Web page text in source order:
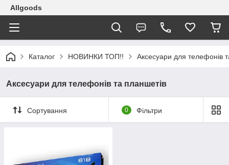
Allgoods
Каталог НОВИНКИ ТОП!! Аксесуари для телефонів
Аксесуари для телефонів та планшетів
Сортування 0 Фільтри